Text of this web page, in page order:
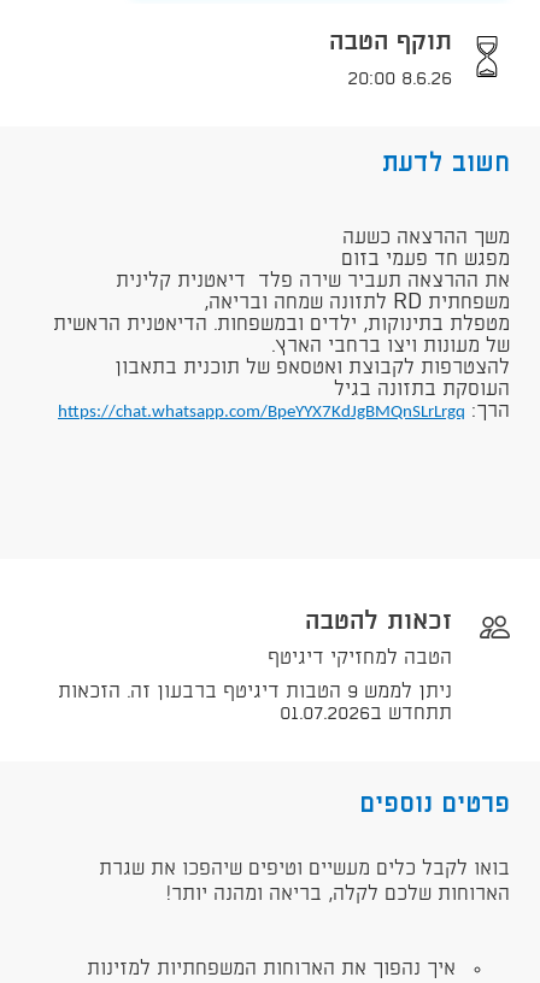
תוקף הטבה
8.6.26 20:00
חשוב לדעת
משך ההרצאה כשעה
מפגש חד פעמי בזום
את ההרצאה תעביר שירה פלד דיאטנית קלינית
משפחתית RD לתזונה שמחה ובריאה,
מטפלת בתינוקות, ילדים ובמשפחות. הדיאטנית הראשית
של מעונות ויצו ברחבי הארץ.​
להצטרפות לקבוצת ואטסאפ של תוכנית בתאבון
העוסקת בתזונה בגיל
הרך: https://chat.whatsapp.com/BpeYYX7KdJgBMQnSLrLrgq
זכאות להטבה
הטבה למחזיקי דיגיטף
ניתן לממש 9 הטבות דיגיטף ברבעון זה. הזכאות
תתחדש ב01.07.2026
פרטים נוספים
בואו לקבל כלים מעשיים וטיפים שיהפכו את שגרת
הארוחות שלכם לקלה, בריאה ומהנה יותר!
איך נהפוך את הארוחות המשפחתיות למזינות